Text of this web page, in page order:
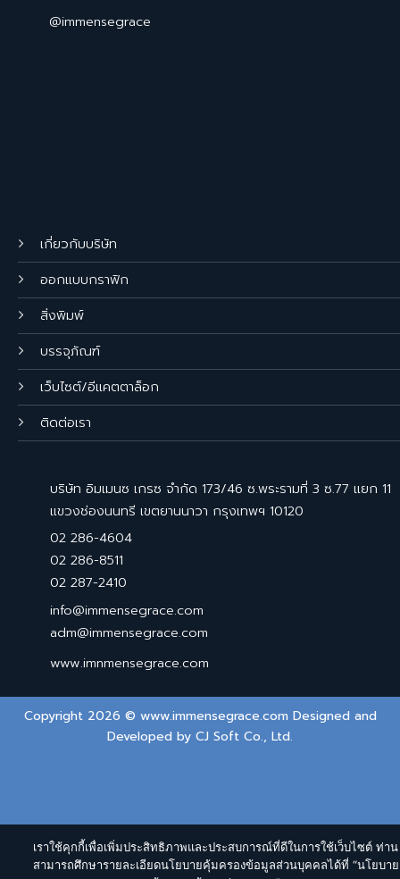
เกี่ยวกับบริษัท
ออกแบบกราฟิก
สิ่งพิมพ์
บรรจุภัณฑ์
เว็บไซต์/อีแคตตาล็อก
ติดต่อเรา
บริษัท อิมเมนซ เกรซ จำกัด 173/46 ซ.พระรามที่ 3 ซ.77 แยก 11
แขวงช่องนนทรี เขตยานนาวา กรุงเทพฯ 10120
02 286-4604
02 286-8511
02 287-2410
info@immensegrace.com
adm@immensegrace.com
www.imnmensegrace.com
@immensegrace
Copyright 2026 © www.immensegrace.com Designed and
Developed by CJ Soft Co., Ltd.
เราใช้คุกกี้เพื่อเพิ่มประสิทธิภาพและประสบการณ์ที่ดีในการใช้เว็บไซต์ ท่าน
สามารถศึกษารายละเอียดนโยบายคุ้มครองข้อมูลส่วนบุคคลได้ที่ “นโยบาย